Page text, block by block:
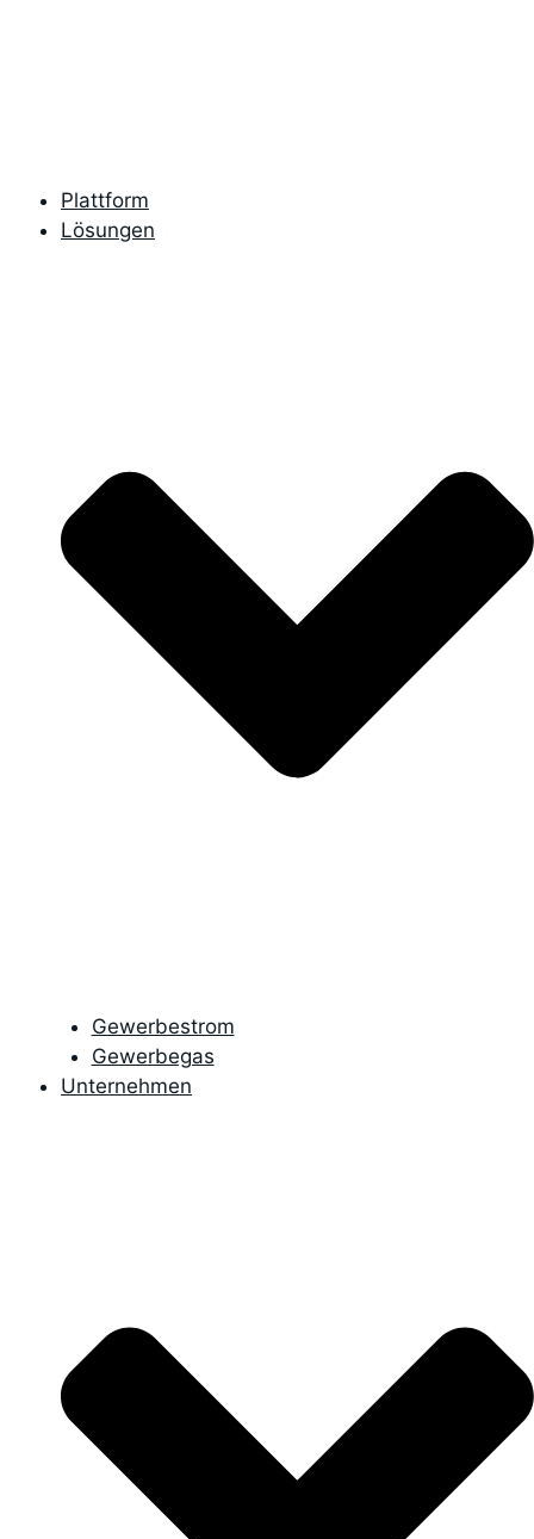
Plattform
Lösungen
Gewerbestrom
Gewerbegas
Unternehmen